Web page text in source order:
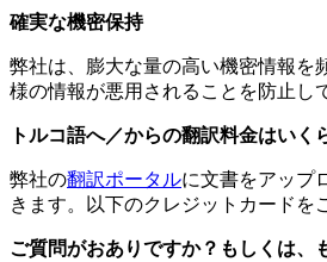
確実な機密保持
弊社は、膨大な量の高い機密情報を
様の情報が悪用されることを防止し
トルコ語へ／からの翻訳料金はいく
弊社の翻訳ポータルに文書をアップ
きます。以下のクレジットカードを
ご質問がおありですか？もしくは、